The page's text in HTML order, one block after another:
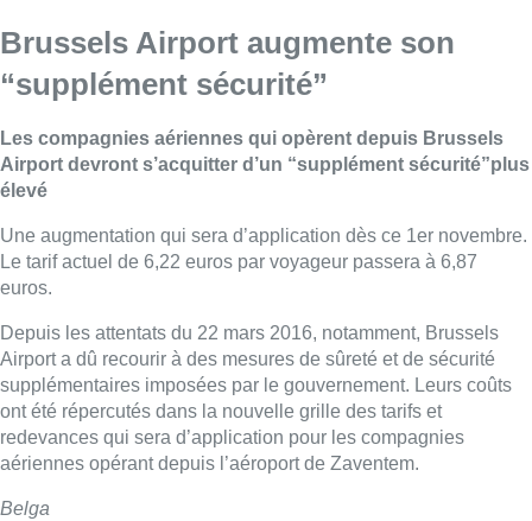
Brussels Airport augmente son
“supplément sécurité”
Les compagnies aériennes qui opèrent depuis Brussels
Airport devront s’acquitter d’un “supplément sécurité”plus
élevé
Une augmentation qui sera d’application dès ce 1er novembre.
Le tarif actuel de 6,22 euros par voyageur passera à 6,87
euros.
Depuis les attentats du 22 mars 2016, notamment, Brussels
Airport a dû recourir à des mesures de sûreté et de sécurité
supplémentaires imposées par le gouvernement. Leurs coûts
ont été répercutés dans la nouvelle grille des tarifs et
redevances qui sera d’application pour les compagnies
aériennes opérant depuis l’aéroport de Zaventem.
Belga